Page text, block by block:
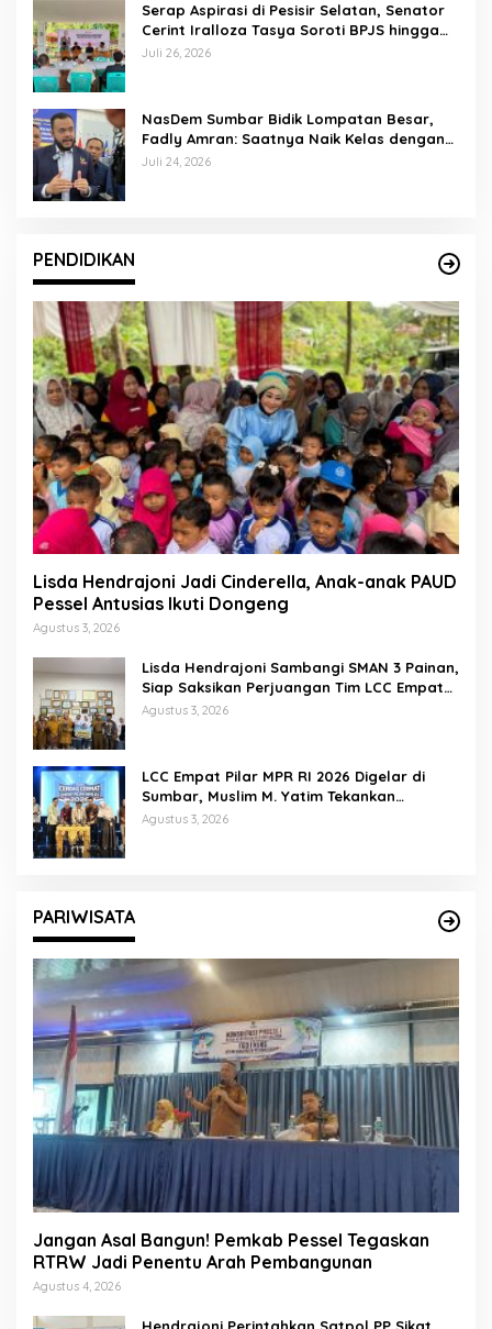
Serap Aspirasi di Pesisir Selatan, Senator
Cerint Iralloza Tasya Soroti BPJS hingga
Kurikulum Merdeka
Juli 26, 2026
NasDem Sumbar Bidik Lompatan Besar,
Fadly Amran: Saatnya Naik Kelas dengan
Kader Berkualitas
Juli 24, 2026
PENDIDIKAN
Lisda Hendrajoni Jadi Cinderella, Anak-anak PAUD
Pessel Antusias Ikuti Dongeng
Agustus 3, 2026
Lisda Hendrajoni Sambangi SMAN 3 Painan,
Siap Saksikan Perjuangan Tim LCC Empat
Pilar di Jakarta
Agustus 3, 2026
LCC Empat Pilar MPR RI 2026 Digelar di
Sumbar, Muslim M. Yatim Tekankan
Pentingnya Karakter Generasi Muda
Agustus 3, 2026
PARIWISATA
Jangan Asal Bangun! Pemkab Pessel Tegaskan
RTRW Jadi Penentu Arah Pembangunan
Agustus 4, 2026
Hendrajoni Perintahkan Satpol PP Sikat